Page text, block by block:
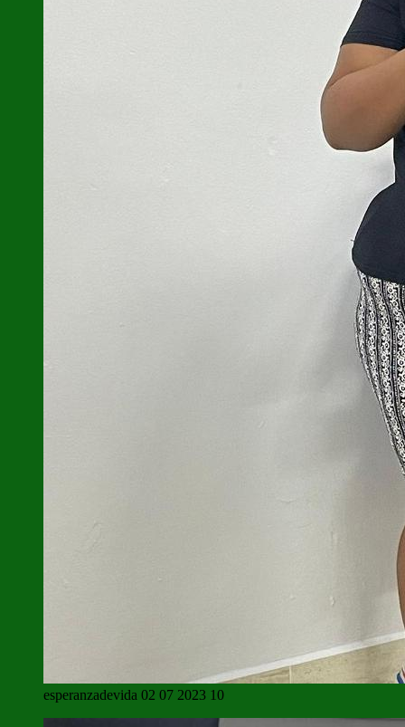
esperanzadevida 02 07 2023 10